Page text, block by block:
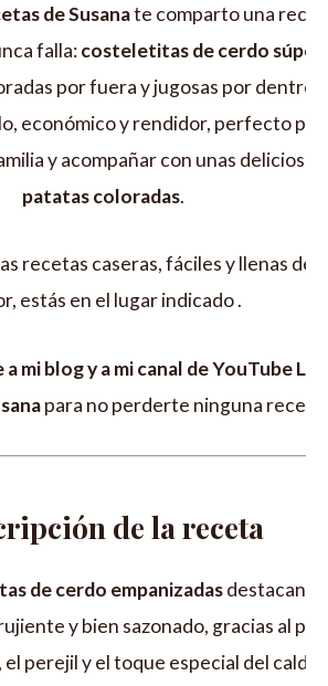
de Susanate comparto una
falla:costeletitas de cerdo súper
por fuera y jugosas por dentro
económico y rendidor, perfecto
y acompañar con unas deliciosas
patatas coloradas.
recetas caseras, fáciles y llenas de
estás en el lugar indicado .
mi blog y a mi canal de YouTube Las
para no perderte ninguna receta.
de la receta
de cerdo empanizadasdestacan
y bien sazonado, gracias al pan
perejil y el toque especial del caldo